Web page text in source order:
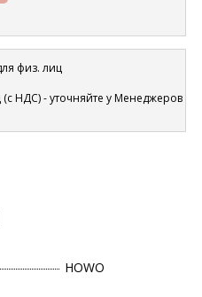
физ. лиц
НДС) - уточняйте у Менеджеров
HOWO